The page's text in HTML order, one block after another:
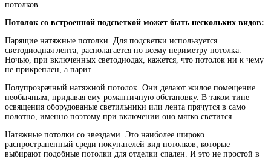
потолков.
Потолок со встроенной подсветкой может быть нескольких видов:
Парящие натяжные потолки. Для подсветки используется
светодиодная лента, располагается по всему периметру потолка.
Ночью, при включенных светодиодах, кажется, что потолок ни к чему
не прикреплен, а парит.
Полупрозрачный натяжной потолок. Они делают жилое помещение
необычным, придавая ему романтичную обстановку. В таком типе
освящения оборудованые светильники или лента прячутся в само
полотно, именно поэтому при включении оно мягко светится.
Натяжные потолки со звездами. Это наиболее широко
распространенный среди покупателей вид потолков, которые
выбирают подобные потолки для отделки спален. И это не простой в